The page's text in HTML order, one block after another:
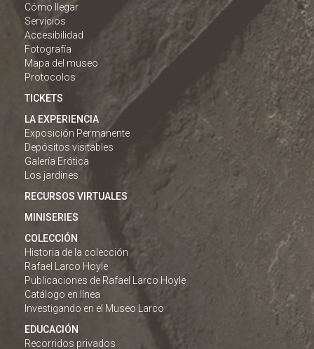
Cómo llegar
Servicios
Accesibilidad
Fotografía
Mapa del museo
Protocolos
TICKETS
LA EXPERIENCIA
Exposición Permanente
Depósitos visitables
Galería Erótica
Los jardines
RECURSOS VIRTUALES
MINISERIES
COLECCIÓN
Historia de la colección
Rafael Larco Hoyle
Publicaciones de Rafael Larco Hoyle
Catálogo en línea
Investigando en el Museo Larco
EDUCACIÓN
Recorridos privados